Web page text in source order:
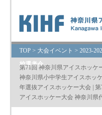
TOP > 大会イベント > 2023-
校選考会
第71回 神奈川県アイスホッ
神奈川県⼩中学⽣アイスホッ
年選抜アイスホッケー大会 |
アイスホッケー大会 神奈川県